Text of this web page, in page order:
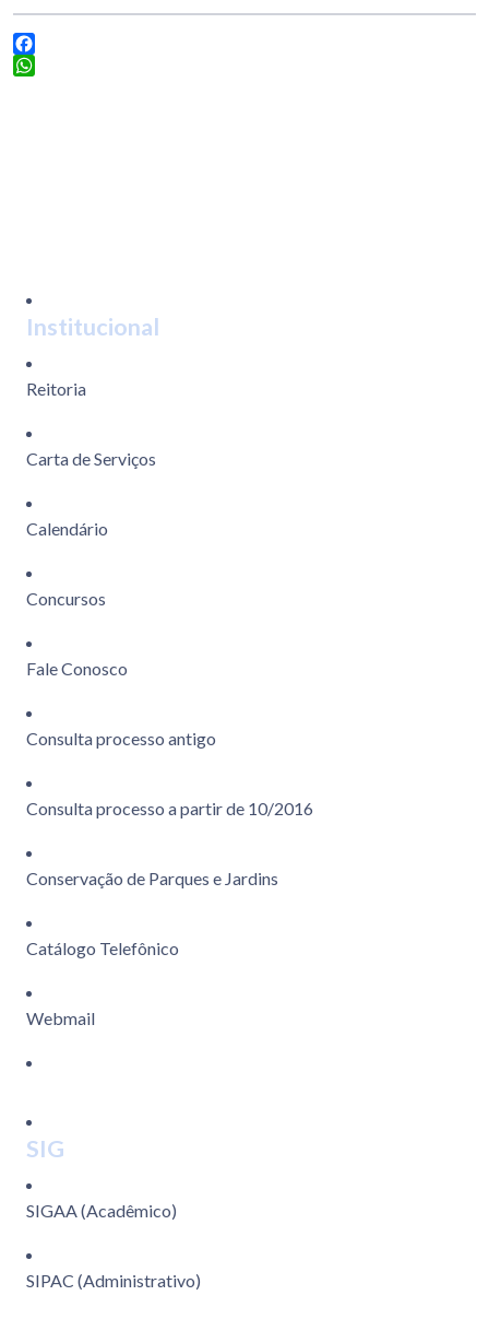
Facebook
Institucional
Reitoria
Carta de Serviços
Calendário
Concursos
Fale Conosco
Consulta processo antigo
Consulta processo a partir de 10/2016
Conservação de Parques e Jardins
Catálogo Telefônico
Webmail
SIG
SIGAA (Acadêmico)
SIPAC (Administrativo)